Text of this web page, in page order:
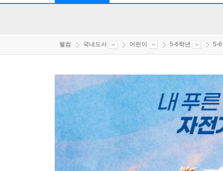
웰컴 국내도서 어린이 5-6학년 5-6